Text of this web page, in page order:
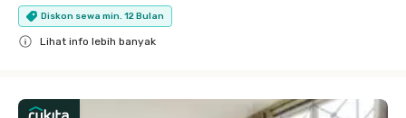
Diskon sewa min. 12 Bulan
Lihat info lebih banyak